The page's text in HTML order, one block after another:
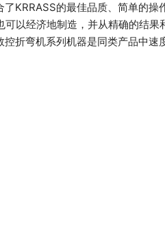
KRRASS的最佳品质、简单的
以经济地制造，并从精确的结果
折弯机系列机器是同类产品中速